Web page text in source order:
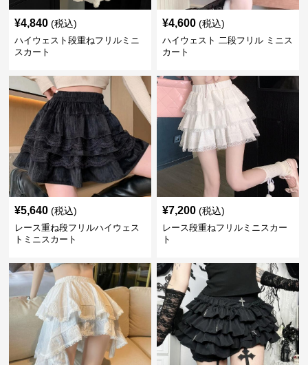
¥4,840 (税込)
ハイウェスト段重ねフリルミニ
スカート
¥4,600 (税込)
ハイウェスト 二段フリル ミニス
カート
¥5,640 (税込)
レース重ね段フリルハイウェス
トミニスカート
¥7,200 (税込)
レース段重ねフリルミニスカー
ト